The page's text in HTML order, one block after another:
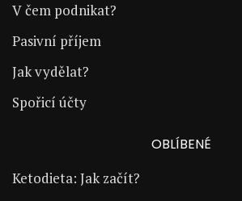
V čem podnikat?
Pasivní příjem
Jak vydělat?
Spořicí účty
OBLÍBENÉ
Ketodieta: Jak začít?